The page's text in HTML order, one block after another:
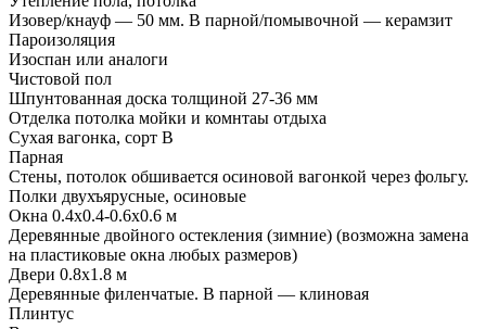
Изовер/кнауф — 50 мм. В парной/помывочной — керамзит
Пароизоляция
Изоспан или аналоги
Чистовой пол
Шпунтованная доска толщиной 27-36 мм
Отделка потолка мойки и комнтаы отдыха
Сухая вагонка, сорт В
Парная
Стены, потолок обшивается осиновой вагонкой через фольгу.
Полки двухъярусные, осиновые
Окна 0.4х0.4-0.6х0.6 м
Деревянные двойного остекления (зимние) (возможна замена
на пластиковые окна любых размеров)
Двери 0.8х1.8 м
Деревянные филенчатые. В парной — клиновая
Плинтус